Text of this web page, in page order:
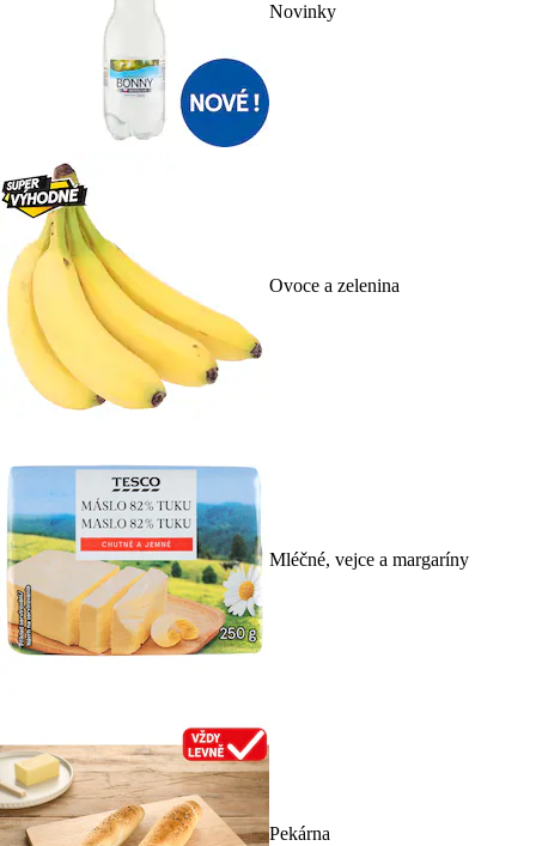
Novinky
Ovoce a zelenina
Mléčné, vejce a margaríny
Pekárna